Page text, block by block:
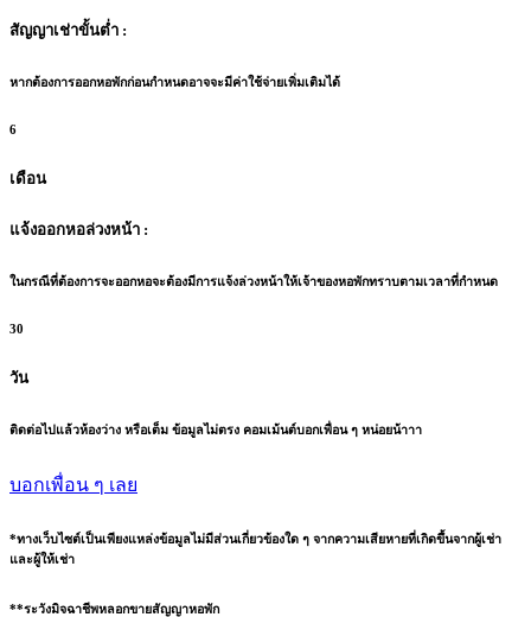
สัญญาเช่าขั้นต่ำ :
หากต้องการออกหอพักก่อนกำหนดอาจจะมีค่าใช้จ่ายเพิ่มเติมได้
6
เดือน
แจ้งออกหอล่วงหน้า :
ในกรณีที่ต้องการจะออกหอจะต้องมีการแจ้งล่วงหน้าให้เจ้าของหอพักทราบตามเวลาที่กำหนด
30
วัน
ติดต่อไปแล้วห้องว่าง หรือเต็ม ข้อมูลไม่ตรง คอมเม้นต์บอกเพื่อน ๆ หน่อยน้าาา
บอกเพื่อน ๆ เลย
*ทางเว็บไซต์เป็นเพียงแหล่งข้อมูลไม่มีส่วนเกี่ยวข้องใด ๆ จากความเสียหายที่เกิดขึ้นจากผู้เช่า
และผู้ให้เช่า
**ระวังมิจฉาชีพหลอกขายสัญญาหอพัก